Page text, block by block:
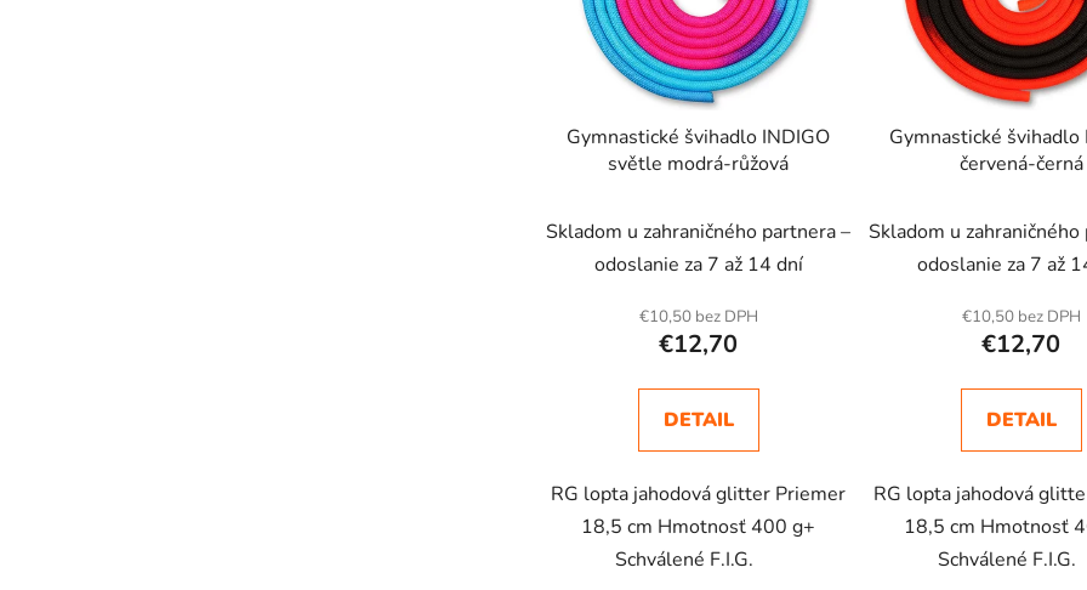
Gymnastické švihadlo INDIGO
světle modrá-růžová
Skladom u zahraničného partnera –
odoslanie za 7 až 14 dní
€10,50 bez DPH
€12,70
DETAIL
RG lopta jahodová glitter Priemer
18,5 cm Hmotnosť 400 g+
Schválené F.I.G.
Gymnastické švihadlo
červená-černá
Skladom u
odoslanie za 7 až
€10,50 bez DPH
€12,70
DETAIL
RG lopta jahodová
18,5 cm Hmotnosť
Schválené